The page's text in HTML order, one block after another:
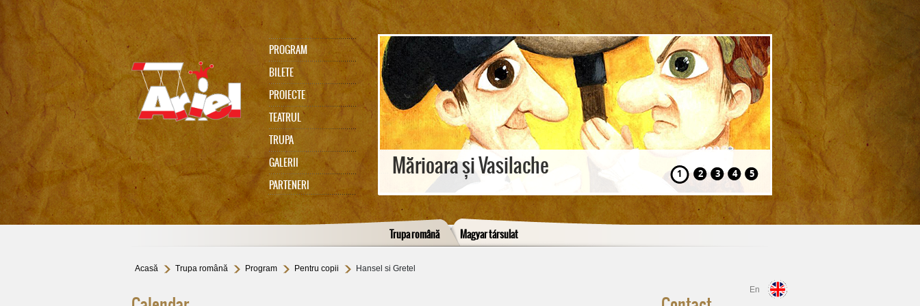
PROGRAM
BILETE
PROIECTE
TEATRUL
TRUPA
GALERII
PARTENERI
75
memoriam Gabi Cadariu
Mărioara și Vasilache Hansel și Gretel
1 2 3 4 5
Trupa română Magyar társulat
Acasă Trupa română Program Pentru copii Hansel si Gretel
En